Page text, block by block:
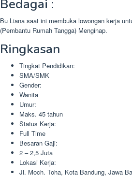
Bedagai :
Bu Liana saat ini membuka lowongan kerja
(Pembantu Rumah Tangga) Menginap.
Ringkasan
Tingkat Pendidikan:
SMA/SMK
Gender:
Wanita
Umur:
Maks. 45 tahun
Status Kerja:
Full Time
Besaran Gaji:
2 – 2,5 Juta
Lokasi Kerja:
Jl. Moch. Toha, Kota Bandung, Jawa